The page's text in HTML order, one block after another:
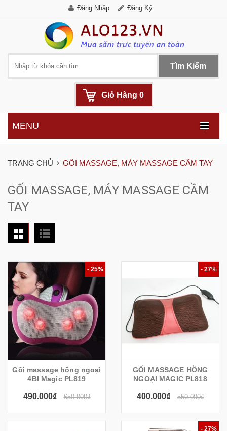
Đăng Nhập Đăng Ký
Tìm Kiếm
Giỏ Hàng 0
.
MENU
TRANG CHỦ GỐI MASSAGE, MÁY MASSAGE CẦM TAY
GỐI MASSAGE, MÁY MASSAGE CẦM
TAY
- 25%
Gối massage hồng ngoại
4BI Magic PL819
490.000₫ 650.000₫
- 27%
GỐI MASSAGE HỒNG
NGOẠI MAGIC PL818
400.000₫ 550.000₫
- 27%